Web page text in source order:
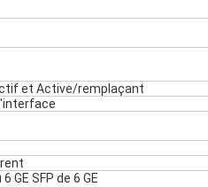
et Active/remplaçant
GE SFP de 6 GE